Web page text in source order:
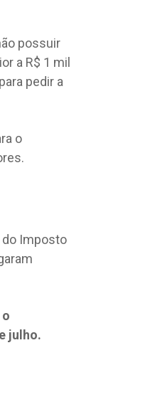
possuir
a R$ 1 mil
pedir a
o
do Imposto
julho.